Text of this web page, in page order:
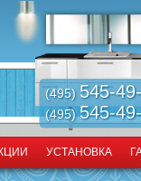
(495) 545-
(495)545-
УСТАНОВКА